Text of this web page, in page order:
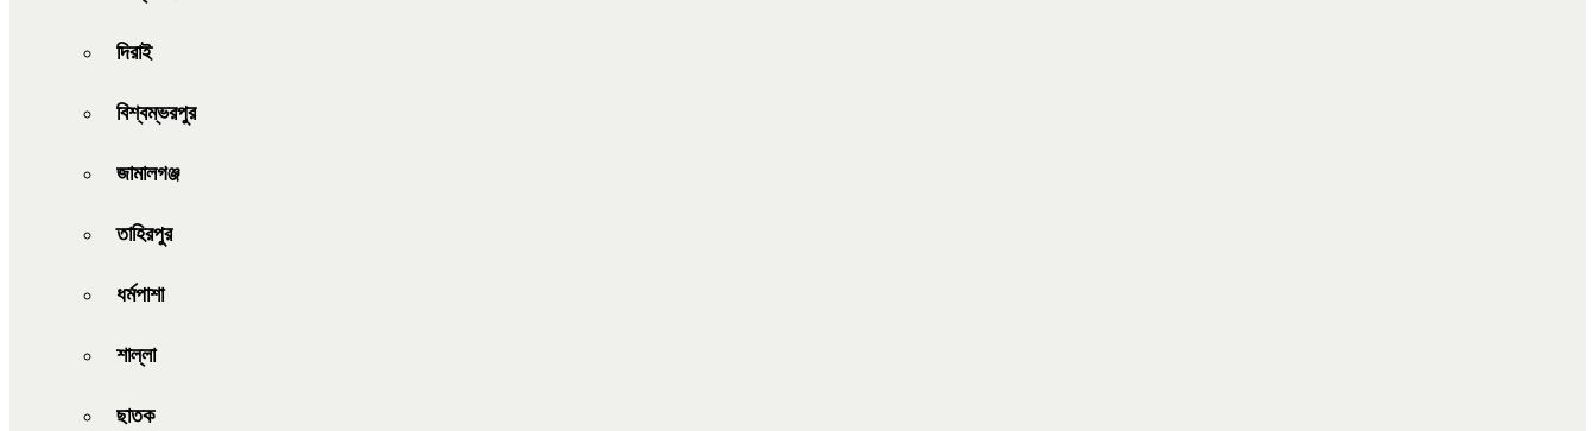
দিরাই
বিশ্বম্ভরপুর
জামালগঞ্জ
তাহিরপুর
ধর্মপাশা
শাল্লা
ছাতক